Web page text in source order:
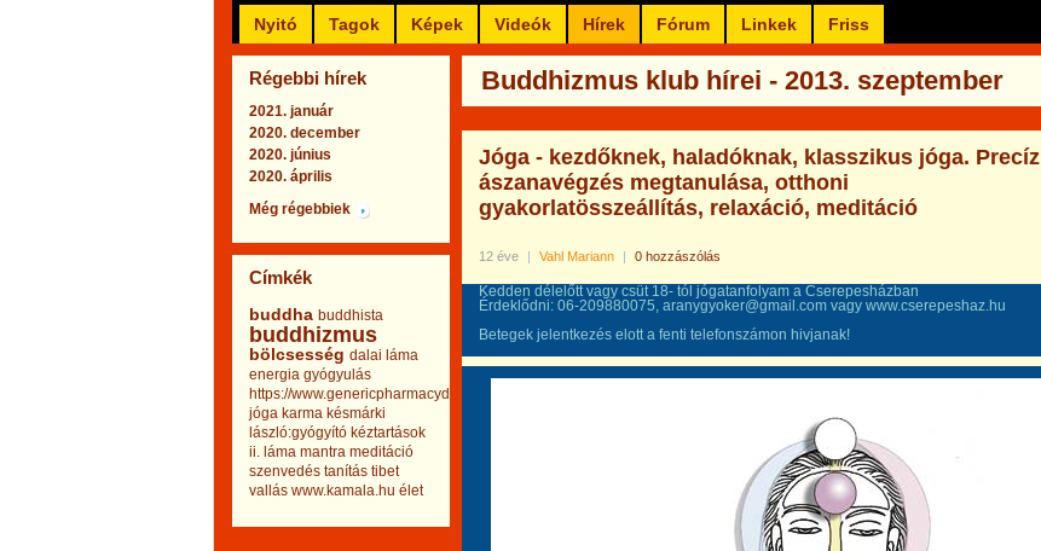
Nyitó Tagok Képek Videók Hírek Fórum Linkek Friss
Régebbi hírek
2021. január
2020. december
2020. június
2020. április
Még régebbiek
Címkék
buddha buddhista
buddhizmus
bölcsesség dalai láma
energia gyógyulás
https://www.genericpharmacydrug.com
jóga karma késmárki
lászló:gyógyító kéztartások
ii. láma mantra meditáció
szenvedés tanítás tibet
vallás www.kamala.hu élet
Buddhizmus klub hírei - 2013. szeptember
Jóga - kezdőknek, haladóknak, klasszikus jóga. Precíz
ászanavégzés megtanulása, otthoni
gyakorlatösszeállítás, relaxáció, meditáció
12 éve | Vahl Mariann | 0 hozzászólás
Kedden délelőtt vagy csüt 18- tól jógatanfolyam a Cserepesházban
Érdeklődni: 06-209880075, aranygyoker@gmail.com vagy www.cserepeshaz.hu
Betegek jelentkezés elott a fenti telefonszámon hivjanak!